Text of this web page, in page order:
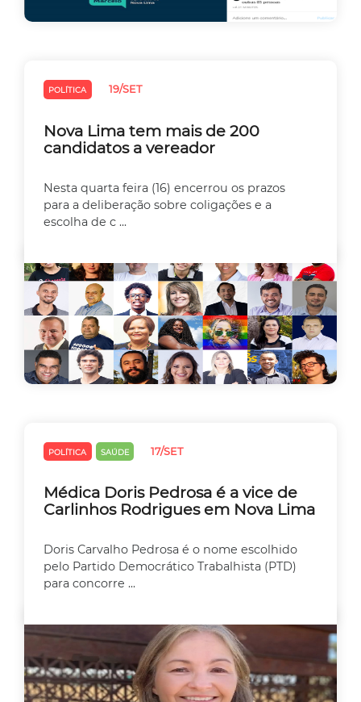
POLÍTICA 19/SET
Nova Lima tem mais de 200
candidatos a vereador
Nesta quarta feira (16) encerrou os prazos
para a deliberação sobre coligações e a
escolha de c ...
POLÍTICA SAÚDE 17/SET
Médica Doris Pedrosa é a vice de
Carlinhos Rodrigues em Nova Lima
Doris Carvalho Pedrosa é o nome escolhido
pelo Partido Democrático Trabalhista (PTD)
para concorre ...